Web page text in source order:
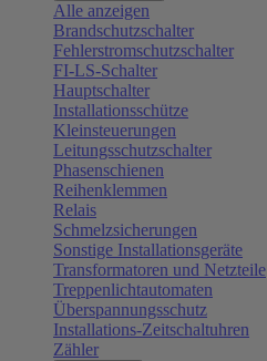
Alle anzeigen
Brandschutzschalter
Fehlerstromschutzschalter
FI-LS-Schalter
Hauptschalter
Installationsschütze
Kleinsteuerungen
Leitungsschutzschalter
Phasenschienen
Reihenklemmen
Relais
Schmelzsicherungen
Sonstige Installationsgeräte
Transformatoren und Netzteile
Treppenlichtautomaten
Überspannungsschutz
Installations-Zeitschaltuhren
Zähler